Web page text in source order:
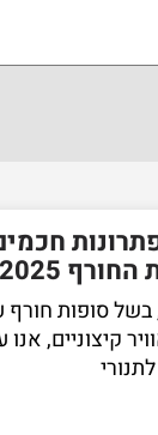
2025
סופות חורף
קיצוניים, אנו